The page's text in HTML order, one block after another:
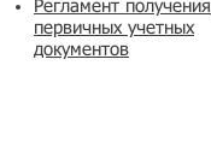
Регламент получения
первичных учетных
документов